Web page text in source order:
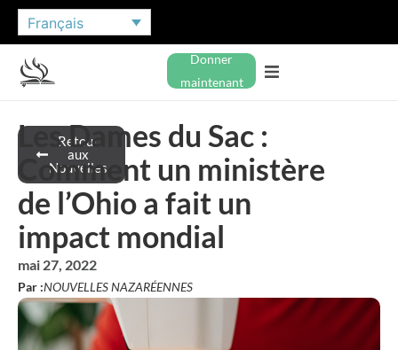
Français
Donner
maintenant
Retour
aux
Nouvelles
Les Dames du Sac :
Comment un ministère
de l’Ohio a fait un
impact mondial
mai 27, 2022
Par :NOUVELLES NAZARÉENNES